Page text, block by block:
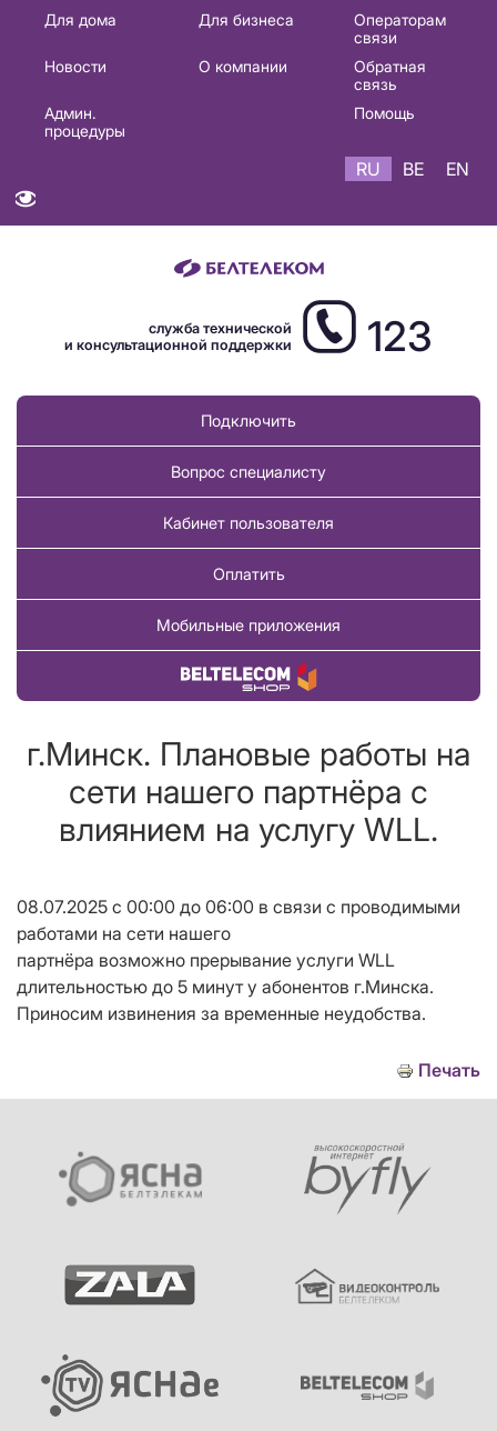
Основная
навигация
Для дома Для бизнеса
Операторам
связи
Новости
О компании
Обратная
связь
Админ.
процедуры
Помощь
RU BE EN
служба технической
и консультационной поддержки
123
Подключить
Вопрос специалисту
Кабинет пользователя
Оплатить
Мобильные приложения
Купить товар
г.Минск. Плановые работы на
сети нашего партнёра с
влиянием на услугу WLL.
08.07.2025 с 00:00 до 06:00 в связи с проводимыми
работами на сети нашего
партнёра возможно прерывание услуги WLL
длительностью до 5 минут у абонентов г.Минска.
Приносим извинения за временные неудобства.
Печать